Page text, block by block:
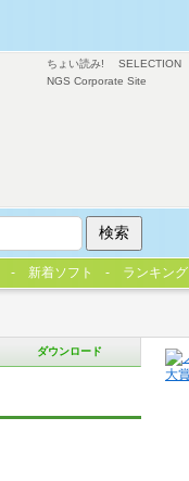
ダウンロード
ちょい読み! SELECTION
NGS Corporate Site
新着ソフト ランキング